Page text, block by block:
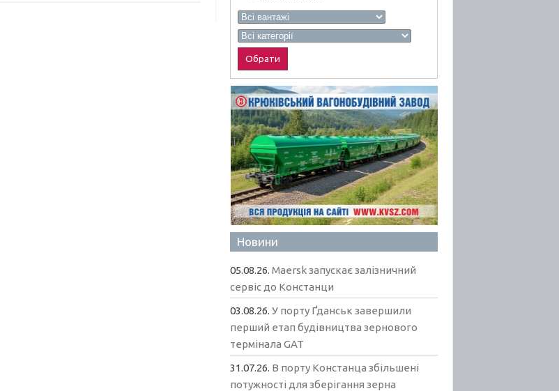
Новини
05.08.26.Maersk запускає залізничний
сервіс до Констанци
03.08.26.У порту Ґданськ завершили
перший етап будівництва зернового
термінала GAT
31.07.26. В порту Констанца збільшені
потужності для зберігання зерна